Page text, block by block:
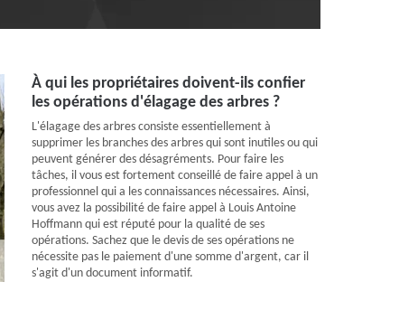
À qui les propriétaires doivent-ils confier
les opérations d'élagage des arbres ?
L'élagage des arbres consiste essentiellement à
supprimer les branches des arbres qui sont inutiles ou qui
peuvent générer des désagréments. Pour faire les
tâches, il vous est fortement conseillé de faire appel à un
professionnel qui a les connaissances nécessaires. Ainsi,
vous avez la possibilité de faire appel à Louis Antoine
Hoffmann qui est réputé pour la qualité de ses
opérations. Sachez que le devis de ses opérations ne
nécessite pas le paiement d'une somme d'argent, car il
s'agit d'un document informatif.